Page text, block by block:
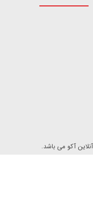
آکو می باشد.